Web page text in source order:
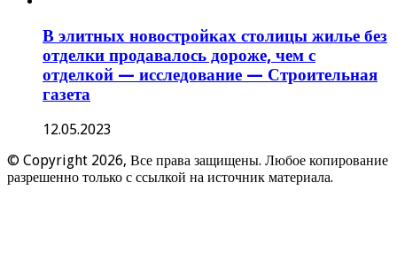
В элитных новостройках столицы жилье без
отделки продавалось дороже, чем с
отделкой — исследование — Строительная
газета
12.05.2023
© Copyright 2026, Все права защищены. Любое копирование
разрешенно только с ссылкой на источник материала.